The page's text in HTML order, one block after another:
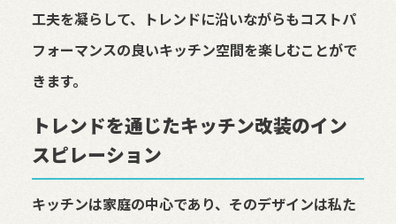
工夫を凝らして、トレンドに沿いながらもコストパ
フォーマンスの良いキッチン空間を楽しむことがで
きます。
トレンドを通じたキッチン改装のイン
スピレーション
キッチンは家庭の中心であり、そのデザインは私た